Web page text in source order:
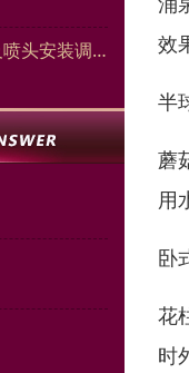
聊聊音乐喷泉设备常用喷头种类以及喷头安装调试规范
效
半
蘑
用
卧
花
时